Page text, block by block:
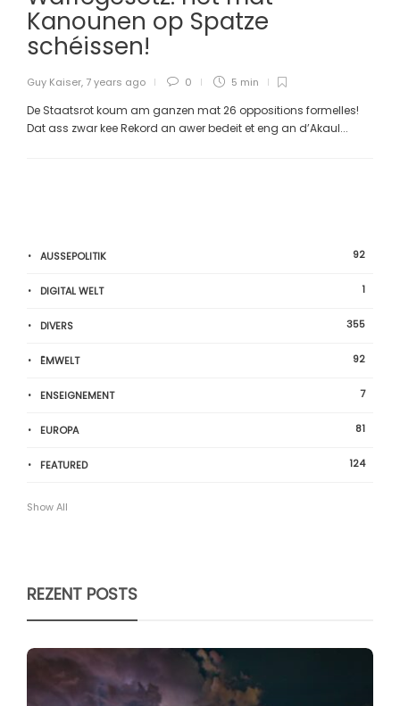
Kanounen op Spatze
schéissen!
Guy Kaiser, 7 years ago 0 5 min
De Staatsrot koum am ganzen mat 26 oppositions formelles!
Dat ass zwar kee Rekord an awer bedeit et eng an d’Akaul...
AUSSEPOLITIK 92
DIGITAL WELT 1
DIVERS 355
ËMWELT 92
ENSEIGNEMENT 7
EUROPA 81
FEATURED 124
Show All
REZENT POSTS